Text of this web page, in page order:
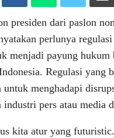
presiden dari paslon
perlunya
menjadi payung hukum
Regulasi yang
menghadapi
industri pers atau media
kita atur yang